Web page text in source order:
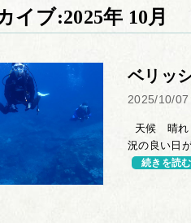
イブ:2025年 10月
ベリッ
2025/10/07
天候 晴れ
況の良い日
続きを読む